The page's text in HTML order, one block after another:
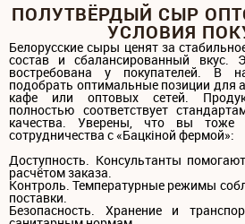
ПОЛУТВЁРДЫЙ СЫР
УСЛОВИЯ
Белорусские сыры ценят за
состав и сбалансированный вкус.
востребована у покупателей. В
подобрать оптимальные позиции для
кафе или оптовых сетей.
полностью соответствует
качества. Уверены, что вы тоже
сотрудничества с «Бацкiной фермой»:
Доступность. Консультанты
расчётом заказа.
Контроль. Температурные режимы
поставки.
Безопасность. Хранение и